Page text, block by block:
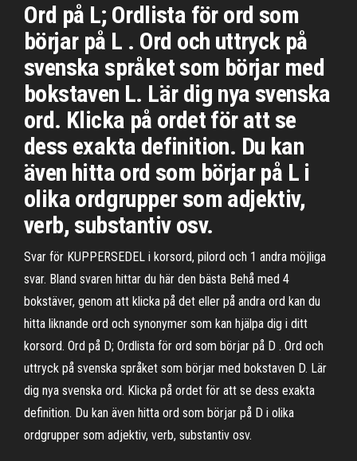
Ord på L; Ordlista för ord som
börjar på L . Ord och uttryck på
svenska språket som börjar med
bokstaven L. Lär dig nya svenska
ord. Klicka på ordet för att se
dess exakta definition. Du kan
även hitta ord som börjar på L i
olika ordgrupper som adjektiv,
verb, substantiv osv.
Svar för KUPPERSEDEL i korsord, pilord och 1 andra möjliga
svar. Bland svaren hittar du här den bästa Behå med 4
bokstäver, genom att klicka på det eller på andra ord kan du
hitta liknande ord och synonymer som kan hjälpa dig i ditt
korsord. Ord på D; Ordlista för ord som börjar på D . Ord och
uttryck på svenska språket som börjar med bokstaven D. Lär
dig nya svenska ord. Klicka på ordet för att se dess exakta
definition. Du kan även hitta ord som börjar på D i olika
ordgrupper som adjektiv, verb, substantiv osv.